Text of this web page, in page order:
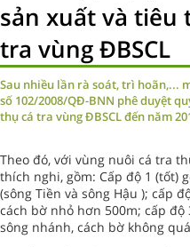
sản xuất và tiêu
tra vùng ĐBSCL
Sau nhiều lần rà soát, trì hoãn,...
số 102/2008/QĐ-BNN phê duyệt
thụ cá tra vùng ĐBSCL đến năm
Theo đó, với vùng nuôi cá tra
thích nghi, gồm: Cấp độ 1 (tốt)
(sông Tiền và sông Hậu ); cấp
cách bờ nhỏ hơn 500m; cấp
sông nhánh, cách bờ không